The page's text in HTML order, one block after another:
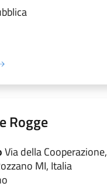
Rogge
Via della Cooperazione,
MI, Italia